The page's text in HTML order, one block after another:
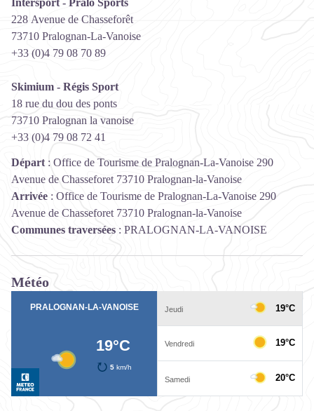
Intersport - Pralo Sports
228 Avenue de Chasseforêt
73710 Pralognan-La-Vanoise
+33 (0)4 79 08 70 89
Skimium - Régis Sport
18 rue du dou des ponts
73710 Pralognan la vanoise
+33 (0)4 79 08 72 41
Départ : Office de Tourisme de Pralognan-La-Vanoise 290
Avenue de Chasseforet 73710 Pralognan-la-Vanoise
Arrivée : Office de Tourisme de Pralognan-La-Vanoise 290
Avenue de Chasseforet 73710 Pralognan-la-Vanoise
Communes traversées : PRALOGNAN-LA-VANOISE
Météo